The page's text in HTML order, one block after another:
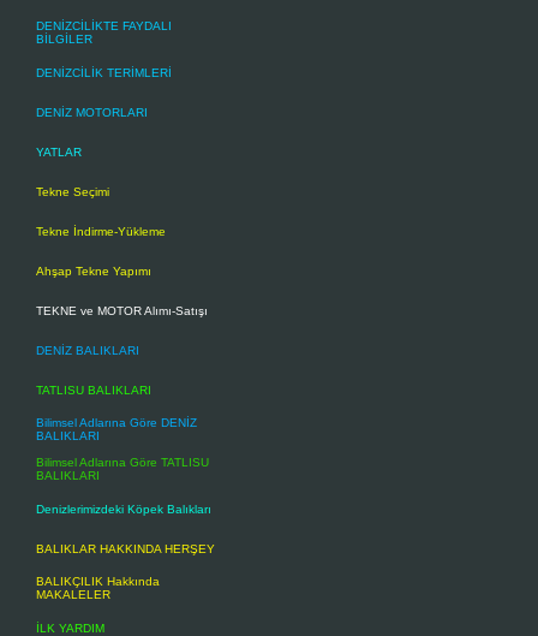
DENİZCİLİKTE FAYDALI
BİLGİLER
DENİZCİLİK TERİMLERİ
DENİZ MOTORLARI
YATLAR
Tekne Seçimi
Tekne İndirme-Yükleme
Ahşap Tekne Yapımı
TEKNE ve MOTOR Alımı-Satışı
DENİZ BALIKLARI
TATLISU BALIKLARI
Bilimsel Adlarına Göre DENİZ
BALIKLARI
Bilimsel Adlarına Göre TATLISU
BALIKLARI
Denizlerimizdeki Köpek Balıkları
BALIKLAR HAKKINDA HERŞEY
BALIKÇILIK Hakkında
MAKALELER
İLK YARDIM